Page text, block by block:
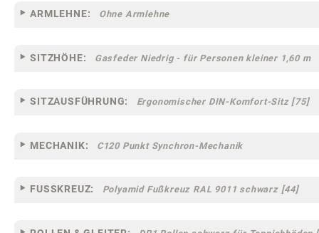
ARMLEHNE: Ohne Armlehne
SITZHÖHE: Gasfeder Niedrig - für Personen kleiner 1,60 m
SITZAUSFÜHRUNG: Ergonomischer DIN-Komfort-Sitz [75]
MECHANIK: C120 Punkt Synchron-Mechanik
FUSSKREUZ: Polyamid Fußkreuz RAL 9011 schwarz [44]